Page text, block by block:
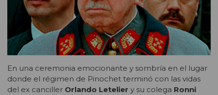
En una ceremonia emocionante y sombría en el lugar
donde el régimen de Pinochet terminó con las vidas
del ex canciller Orlando Letelier y su colega Ronni